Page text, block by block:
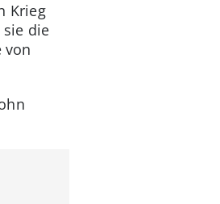
Krieg
sie die
von